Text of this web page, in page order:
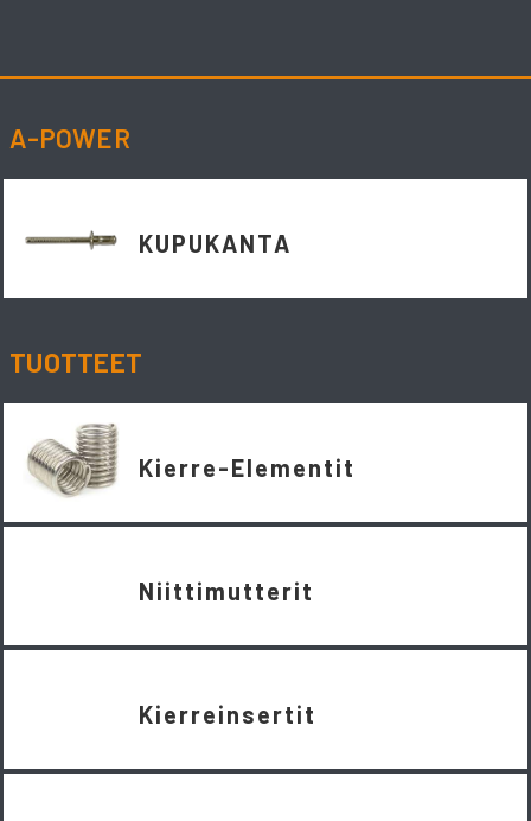
A-POWER
KUPUKANTA
TUOTTEET
Kierre-Elementit
Niittimutterit
Kierreinsertit